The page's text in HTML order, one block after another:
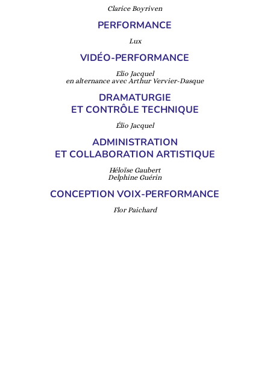
Clarice Boyriven
PERFORMANCE
Lux
VIDÉO-PERFORMANCE
Elio Jacquel
en alternance avec Arthur Vervier-Dasque
DRAMATURGIE
ET CONTRÔLE TECHNIQUE
Élio Jacquel
ADMINISTRATION
ET COLLABORATION ARTISTIQUE
Héloïse Gaubert
Delphine Guérin
CONCEPTION VOIX-PERFORMANCE
Flor Paichard